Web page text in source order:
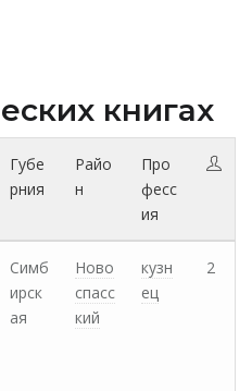
книгах
Губе
рния
Райо
н
Про
фесс
ия
Симб
ирск
ая
Ново
спасс
кий
кузн
ец
2